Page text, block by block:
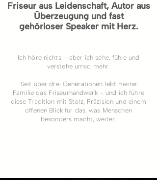
Friseur aus Leidenschaft, Autor aus
Überzeugung und fast
gehörloser Speaker mit Herz.
Ich höre nichts – aber ich sehe, fühle und
verstehe umso mehr.
Seit über drei Generationen lebt meine
Familie das Friseurhandwerk – und ich führe
diese Tradition mit Stolz, Präzision und einem
offenen Blick für das, was Menschen
besonders macht, weiter.